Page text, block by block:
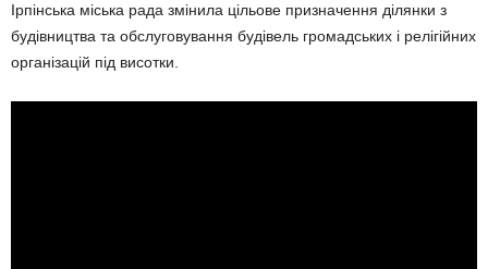
Ірпінська міська рада змінила цільове призначення ділянки з
будівництва та обслуговування будівель громадських і релігійних
організацій під висотки.